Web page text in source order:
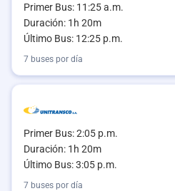
Primer Bus: 11:25 a.m.
Duración: 1h 20m
Último Bus: 12:25 p.m.
7 buses por día
Primer Bus: 2:05 p.m.
Duración: 1h 20m
Último Bus: 3:05 p.m.
7 buses por día